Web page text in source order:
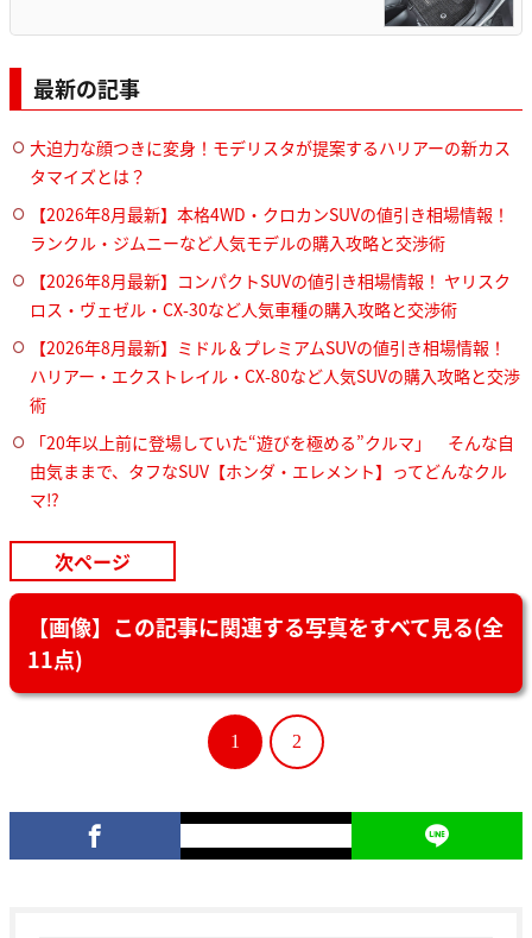
最新の記事
大迫力な顔つきに変身！モデリスタが提案するハリアーの新カス
タマイズとは？
【2026年8月最新】本格4WD・クロカンSUVの値引き相場情報！
ランクル・ジムニーなど人気モデルの購入攻略と交渉術
【2026年8月最新】コンパクトSUVの値引き相場情報！ ヤリスク
ロス・ヴェゼル・CX-30など人気車種の購入攻略と交渉術
【2026年8月最新】ミドル＆プレミアムSUVの値引き相場情報！
ハリアー・エクストレイル・CX-80など人気SUVの購入攻略と交渉
術
「20年以上前に登場していた“遊びを極める”クルマ」 そんな自
由気ままで、タフなSUV【ホンダ・エレメント】ってどんなクル
マ⁉︎
次ページ
【画像】この記事に関連する写真をすべて見る(全
11点)
1 2